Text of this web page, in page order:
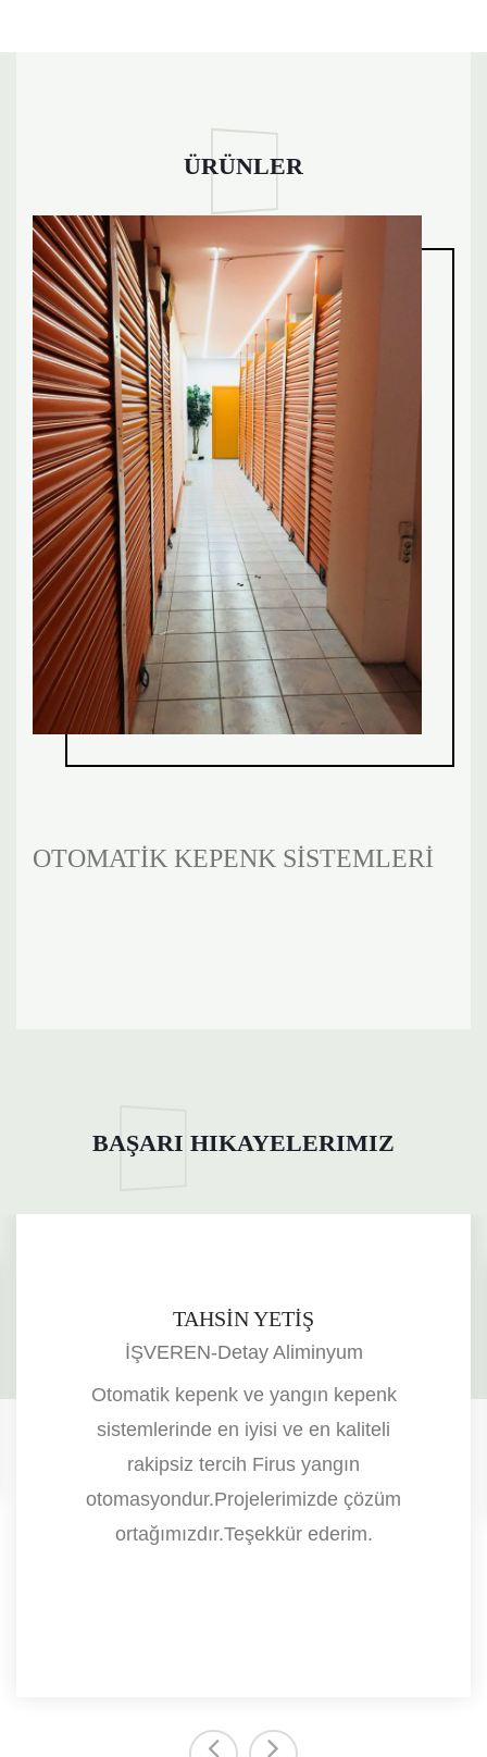
ÜRÜNLER
OTOMATİK KEPENK SİSTEMLERİ
BAŞARI HIKAYELERIMIZ
TAHSİN YETİŞ
İŞVEREN-Detay Aliminyum
Otomatik kepenk ve yangın kepenk
sistemlerinde en iyisi ve en kaliteli
rakipsiz tercih Firus yangın
otomasyondur.Projelerimizde çözüm
ortağımızdır.Teşekkür ederim.